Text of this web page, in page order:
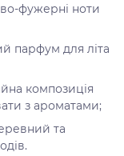
фужерні ноти
парфум для літа
композиція
з ароматами;
та